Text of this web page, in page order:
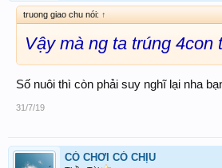
truong giao chu nói: ↑
Vậy mà ng ta trúng 4con
Số nuôi thì còn phải suy nghĩ lại nha
31/7/19
CÓ CHƠI CÓ CHỊU